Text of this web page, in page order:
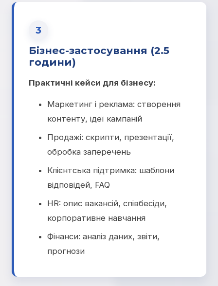
3
Бізнес-застосування (2.5
години)
Практичні кейси для бізнесу:
Маркетинг і реклама: створення
контенту, ідеї кампаній
Продажі: скрипти, презентації,
обробка заперечень
Клієнтська підтримка: шаблони
відповідей, FAQ
HR: опис вакансій, співбесіди,
корпоративне навчання
Фінанси: аналіз даних, звіти,
прогнози